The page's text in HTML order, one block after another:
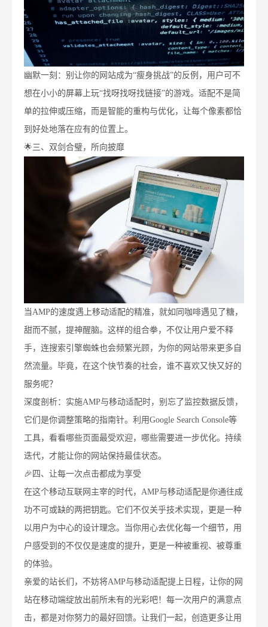
幽默一刻：别让你的网站成为“瘦身挑战”的反例，用户可不
想在小小的屏幕上玩“找呀找呀找链接”的游戏。适配不是简
单的拉伸或压缩，而是智能的重构与优化，让每个像素都恰
到好处地落在应有的位置上。
🌟三、双剑合璧，所向披靡
当AMP的速度遇上移动适配的精准，就如同咖啡遇见了糖，
甜而不腻，提神醒脑。这样的组合拳，不仅让用户爱不释
手，连搜索引擎蜘蛛也会频繁光顾，为你的网站带来更多自
然流量。毕竟，在这个快节奏的社会，谁不喜欢又快又好的
服务呢？
深度剖析：实施AMP与移动适配时，别忘了监控数据反馈，
它们是你调整策略的指南针。利用Google Search Console等
工具，看看哪些页面最受欢迎，哪些需要进一步优化。持续
迭代，才能让你的网站保持最佳状态。
🎉四、让每一次点击都成为享受
在这个移动互联网主宰的时代，AMP与移动适配是你通往成
功不可或缺的两把钥匙。它们不仅关乎技术实现，更是一种
以用户为中心的设计理念。当你用心去优化每一个细节，用
户感受到的不仅仅是速度的提升，更是一种被重视、被尊重
的体验。
亲爱的站长们，不妨将AMP与移动适配提上日程，让你的网
站在移动端绽放出前所未有的光彩吧！每一次用户的满意点
击，都是对你努力的最好回馈。让我们一起，创造更多让用